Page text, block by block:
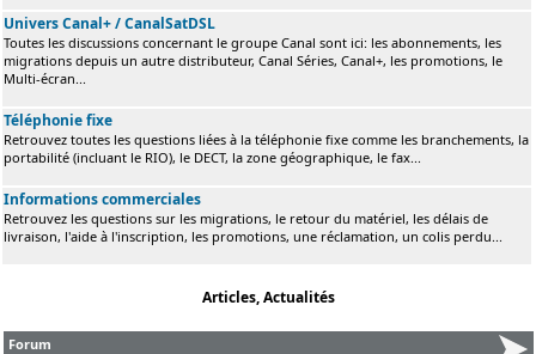
Univers Canal+ / CanalSatDSL
Toutes les discussions concernant le groupe Canal sont ici: les abonnements, les
migrations depuis un autre distributeur, Canal Séries, Canal+, les promotions, le
Multi-écran...
Téléphonie fixe
Retrouvez toutes les questions liées à la téléphonie fixe comme les branchements, la
portabilité (incluant le RIO), le DECT, la zone géographique, le fax...
Informations commerciales
Retrouvez les questions sur les migrations, le retour du matériel, les délais de
livraison, l'aide à l'inscription, les promotions, une réclamation, un colis perdu...
Articles, Actualités
Forum